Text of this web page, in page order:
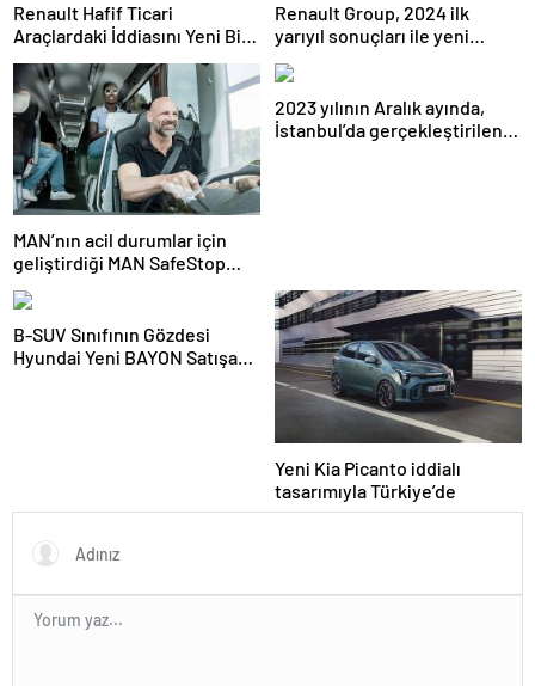
Renault Hafif Ticari
Araçlardaki İddiasını Yeni Bir
Modelle Pekiştiriyor: Yeni
Renault Kangoo Multix
Satışta
Renault Group, 2024 ilk
yarıyıl sonuçları ile yeni
rekorlar kırmaya ve
performansını geliştirmeye
devam ediyor
MAN’nın acil durumlar için
geliştirdiği MAN SafeStop
Assist, otobüs kazalarını
önlemeye yardımcı oluyor
2023 yılının Aralık ayında,
İstanbul’da gerçekleştirilen
B-SUV Sınıfının Gözdesi
Hyundai Yeni BAYON Satışa
Yeni Kia Picanto iddialı
tasarımıyla Türkiye’de